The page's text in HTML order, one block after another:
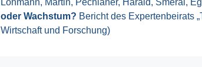
Lohmann, Martin, Pechlaner, Harald, Smeral,
oder Wachstum? Bericht des Expertenbeirats
Wirtschaft und Forschung)